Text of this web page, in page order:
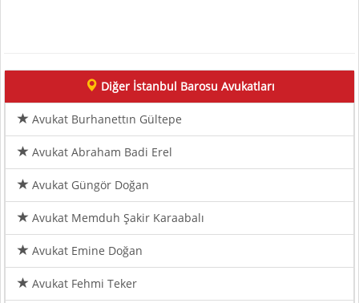
Diğer İstanbul Barosu Avukatları
Avukat Burhanettın Gültepe
Avukat Abraham Badi Erel
Avukat Güngör Doğan
Avukat Memduh Şakir Karaabalı
Avukat Emine Doğan
Avukat Fehmi Teker